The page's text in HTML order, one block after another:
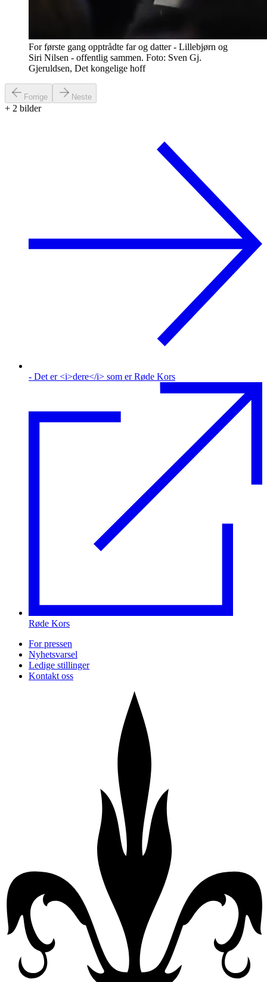
For første gang opptrådte far og datter - Lillebjørn og
Siri Nilsen - offentlig sammen. Foto: Sven Gj.
Gjeruldsen, Det kongelige hoff
Forrige Neste
+ 2 bilder
- Det er <i>dere</i> som er Røde Kors
Røde Kors
For pressen
Nyhetsvarsel
Ledige stillinger
Kontakt oss